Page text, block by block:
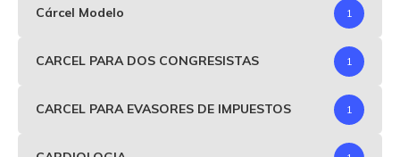
Cárcel Modelo 1
CARCEL PARA DOS CONGRESISTAS 1
CARCEL PARA EVASORES DE IMPUESTOS 1